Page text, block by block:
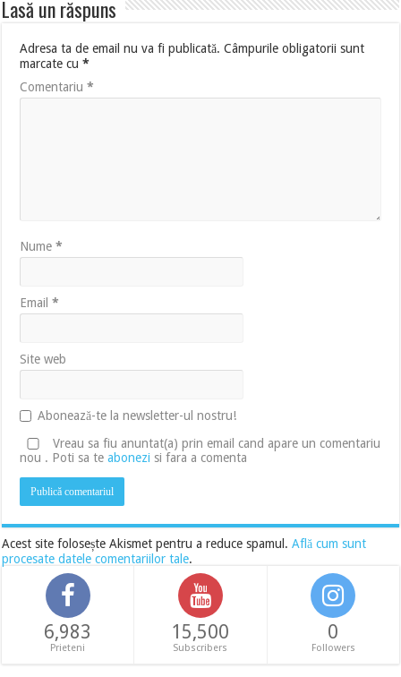
Lasă un răspuns
Adresa ta de email nu va fi publicată. Câmpurile obligatorii sunt
marcate cu*
Comentariu*
Nume*
Email*
Site web
Abonează-te la newsletter-ul nostru!
Vreau sa fiu anuntat(a) prin email cand apare un comentariu
nou . Poti sa teabonezi si fara a comenta
Acest site folosește Akismet pentru a reduce spamul.Află cum sunt
procesate datele comentariilor tale.
6,983
Prieteni
15,500
Subscribers
0
Followers